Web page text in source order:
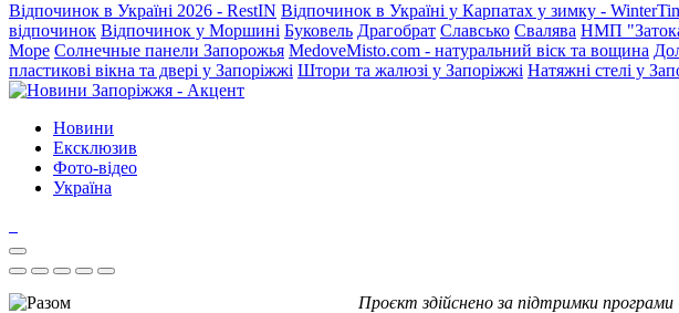
Відпочинок в Україні 2026 - RestIN Відпочинок в Україні у Карпатах у зимку -
відпочинок Відпочинок у Моршині Буковель Драгобрат Славсько Свалява НМП
Море Солнечные панели Запорожья MedoveMisto.com - натуральний віск та вощина
пластикові вікна та двері у Запоріжжі Штори та жалюзі у Запоріжжі Натяжні стелі у
Новини
Ексклюзив
Фото-відео
Україна
Проєкт здійснено за підтримки